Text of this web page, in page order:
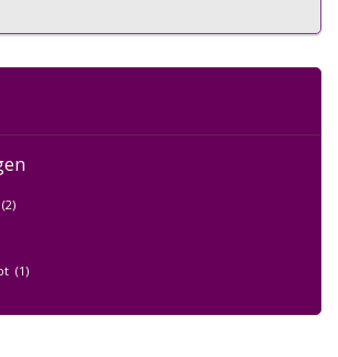
(1)